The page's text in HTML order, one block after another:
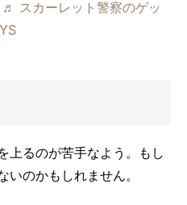
♬ スカーレット警察のゲッ
上るのが苦手なよう。もし
いのかもしれません。